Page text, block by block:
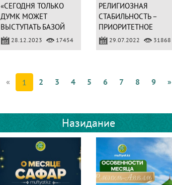
«СЕГОДНЯ ТОЛЬКО
ДУМК МОЖЕТ
ВЫСТУПАТЬ БАЗОЙ
ДЛЯ ПОЛНОЦЕННО
ИНТЕГРИРОВАННОГО
ОБЩЕСТВА ИСЛАМА»
28.12.2023 17454
РЕЛИГИОЗНАЯ
СТАБИЛЬНОСТЬ –
ПРИОРИТЕТНОЕ
НАПРАВЛЕНИЕ
ДЕЯТЕЛЬНОСТИ ДУМК
29.07.2022 31868
« 1 2 3 4 5 6 7 8 9 »
Назидание